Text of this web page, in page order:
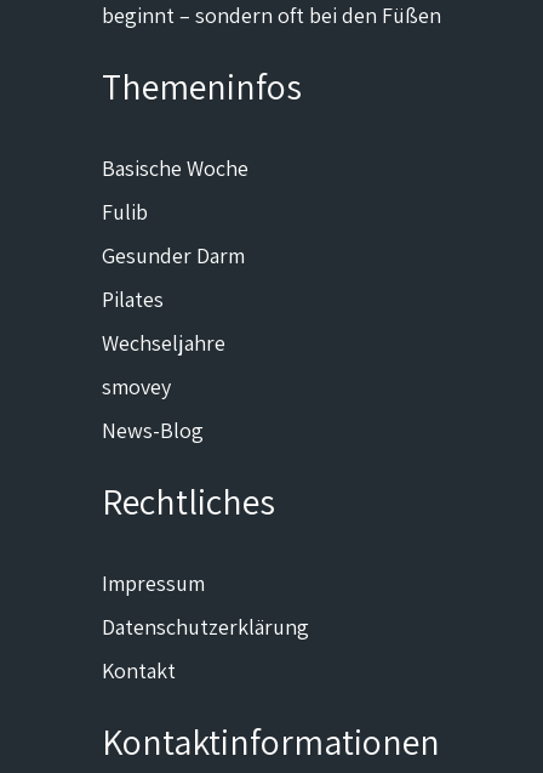
beginnt – sondern oft bei den Füßen
Themeninfos
Basische Woche
Fulib
Gesunder Darm
Pilates
Wechseljahre
smovey
News-Blog
Rechtliches
Impressum
Datenschutzerklärung
Kontakt
Kontaktinformationen